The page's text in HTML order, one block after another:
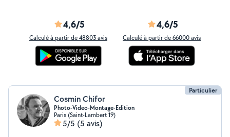
4,6/5
Calculé à partir de 48803 avis
4,6/5
Calculé à partir de 66000 avis
Particulier
Cosmin Chifor
Photo-Video-Montage-Edition
Paris (Saint-Lambert 19)
5/5 (5 avis)